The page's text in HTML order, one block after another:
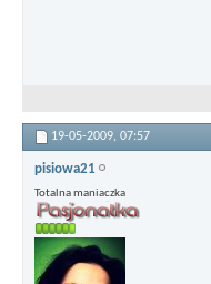
19-05-2009, 07:57
pisiowa21
Totalna maniaczka